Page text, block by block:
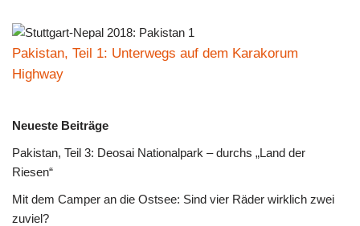
Pakistan, Teil 1: Unterwegs auf dem Karakorum
Highway
Neueste Beiträge
Pakistan, Teil 3: Deosai Nationalpark – durchs „Land der
Riesen“
Mit dem Camper an die Ostsee: Sind vier Räder wirklich zwei
zuviel?